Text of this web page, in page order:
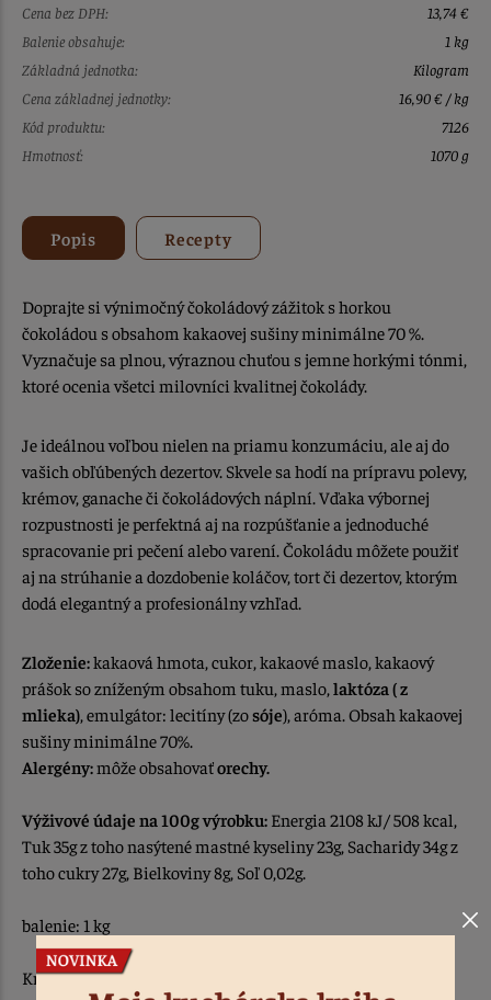
Cena bez DPH:
13,74 €
Balenie obsahuje:
1 kg
Základná jednotka:
Kilogram
Cena základnej jednotky:
16,90 € / kg
Kód produktu:
7126
Hmotnosť:
1070 g
Popis Recepty
Doprajte si výnimočný čokoládový zážitok s horkou
čokoládou s obsahom kakaovej sušiny minimálne 70 %.
Vyznačuje sa plnou, výraznou chuťou s jemne horkými tónmi,
ktoré ocenia všetci milovníci kvalitnej čokolády.
Je ideálnou voľbou nielen na priamu konzumáciu, ale aj do
vašich obľúbených dezertov. Skvele sa hodí na prípravu polevy,
krémov, ganache či čokoládových náplní. Vďaka výbornej
rozpustnosti je perfektná aj na rozpúšťanie a jednoduché
spracovanie pri pečení alebo varení. Čokoládu môžete použiť
aj na strúhanie a dozdobenie koláčov, tort či dezertov, ktorým
dodá elegantný a profesionálny vzhľad.
Zloženie:kakaová hmota, cukor, kakaové maslo, kakaový
prášok so zníženým obsahom tuku, maslo, laktóza ( z
mlieka) , emulgátor: lecitíny (zosóje), aróma. Obsah kakaovej
sušiny minimálne 70%.
Alergény:môže obsahovaťorechy.
Výživové údaje na 100g výrobku: Energia 2108 kJ/ 508 kcal,
Tuk 35g z toho nasýtené mastné kyseliny 23g, Sacharidy 34g z
toho cukry 27g, Bielkoviny 8g, Soľ 0,02g.
balenie: 1 kg
Krajina pôvodu: EÚ